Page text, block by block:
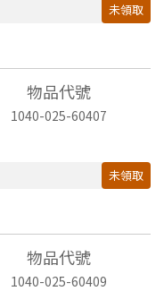
未領取
物品代號
1040-025-60407
未領取
物品代號
1040-025-60409